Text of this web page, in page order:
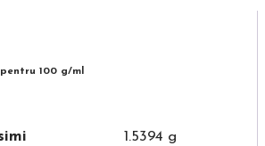
100 g/ml
1.5394 g